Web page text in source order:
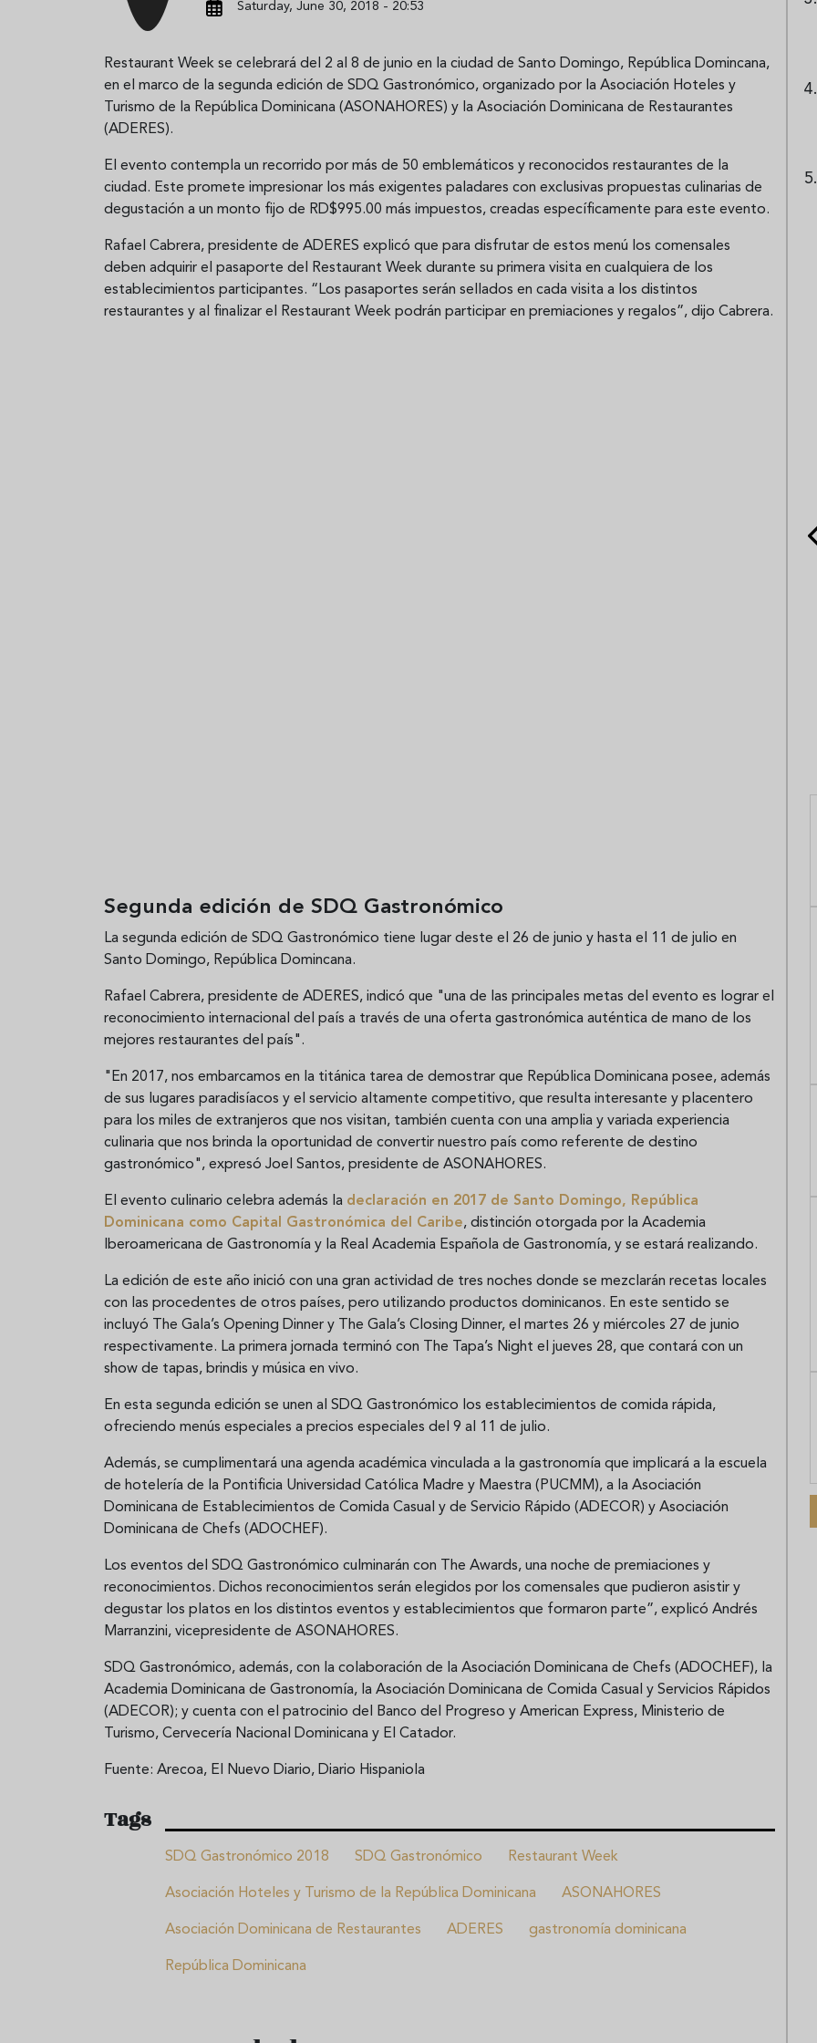
Saturday, June 30, 2018 - 20:53
Restaurant Week se celebrará del 2 al 8 de junio en la ciudad de Santo Domingo, República Domincana,
en el marco de la segunda edición de SDQ Gastronómico, organizado por la Asociación Hoteles y
Turismo de la República Dominicana (ASONAHORES) y la Asociación Dominicana de Restaurantes
(ADERES).
El evento contempla un recorrido por más de 50 emblemáticos y reconocidos restaurantes de la
ciudad. Este promete impresionar los más exigentes paladares con exclusivas propuestas culinarias de
degustación a un monto fijo de RD$995.00 más impuestos, creadas específicamente para este evento.
Rafael Cabrera, presidente de ADERES explicó que para disfrutar de estos menú los comensales
deben adquirir el pasaporte del Restaurant Week durante su primera visita en cualquiera de los
establecimientos participantes. “Los pasaportes serán sellados en cada visita a los distintos
restaurantes y al finalizar el Restaurant Week podrán participar en premiaciones y regalos”, dijo Cabrera.
Segunda edición de SDQ Gastronómico
La segunda edición de SDQ Gastronómico tiene lugar deste el 26 de junio y hasta el 11 de julio en
Santo Domingo, República Domincana.
Rafael Cabrera, presidente de ADERES, indicó que "una de las principales metas del evento es lograr el
reconocimiento internacional del país a través de una oferta gastronómica auténtica de mano de los
mejores restaurantes del país".
"En 2017, nos embarcamos en la titánica tarea de demostrar que República Dominicana posee, además
de sus lugares paradisíacos y el servicio altamente competitivo, que resulta interesante y placentero
para los miles de extranjeros que nos visitan, también cuenta con una amplia y variada experiencia
culinaria que nos brinda la oportunidad de convertir nuestro país como referente de destino
gastronómico", expresó Joel Santos, presidente de ASONAHORES.
El evento culinario celebra además la declaración en 2017 de Santo Domingo, República
Dominicana como Capital Gastronómica del Caribe, distinción otorgada por la Academia
Iberoamericana de Gastronomía y la Real Academia Española de Gastronomía, y se estará realizando.
La edición de este año inició con una gran actividad de tres noches donde se mezclarán recetas locales
con las procedentes de otros países, pero utilizando productos dominicanos. En este sentido se
incluyó The Gala’s Opening Dinner y The Gala’s Closing Dinner, el martes 26 y miércoles 27 de junio
respectivamente. La primera jornada terminó con The Tapa’s Night el jueves 28, que contará con un
show de tapas, brindis y música en vivo.
En esta segunda edición se unen al SDQ Gastronómico los establecimientos de comida rápida,
ofreciendo menús especiales a precios especiales del 9 al 11 de julio.
Además, se cumplimentará una agenda académica vinculada a la gastronomía que implicará a la escuela
de hotelería de la Pontificia Universidad Católica Madre y Maestra (PUCMM), a la Asociación
Dominicana de Establecimientos de Comida Casual y de Servicio Rápido (ADECOR) y Asociación
Dominicana de Chefs (ADOCHEF).
Los eventos del SDQ Gastronómico culminarán con The Awards, una noche de premiaciones y
reconocimientos. Dichos reconocimientos serán elegidos por los comensales que pudieron asistir y
degustar los platos en los distintos eventos y establecimientos que formaron parte”, explicó Andrés
Marranzini, vicepresidente de ASONAHORES.
SDQ Gastronómico, además, con la colaboración de la Asociación Dominicana de Chefs (ADOCHEF), la
Academia Dominicana de Gastronomía, la Asociación Dominicana de Comida Casual y Servicios Rápidos
(ADECOR); y cuenta con el patrocinio del Banco del Progreso y American Express, Ministerio de
Turismo, Cervecería Nacional Dominicana y El Catador.
Fuente: Arecoa, El Nuevo Diario, Diario Hispaniola
Tags
SDQ Gastronómico 2018 SDQ Gastronómico Restaurant Week
Asociación Hoteles y Turismo de la República Dominicana ASONAHORES
Asociación Dominicana de Restaurantes ADERES gastronomía dominicana
República Dominicana